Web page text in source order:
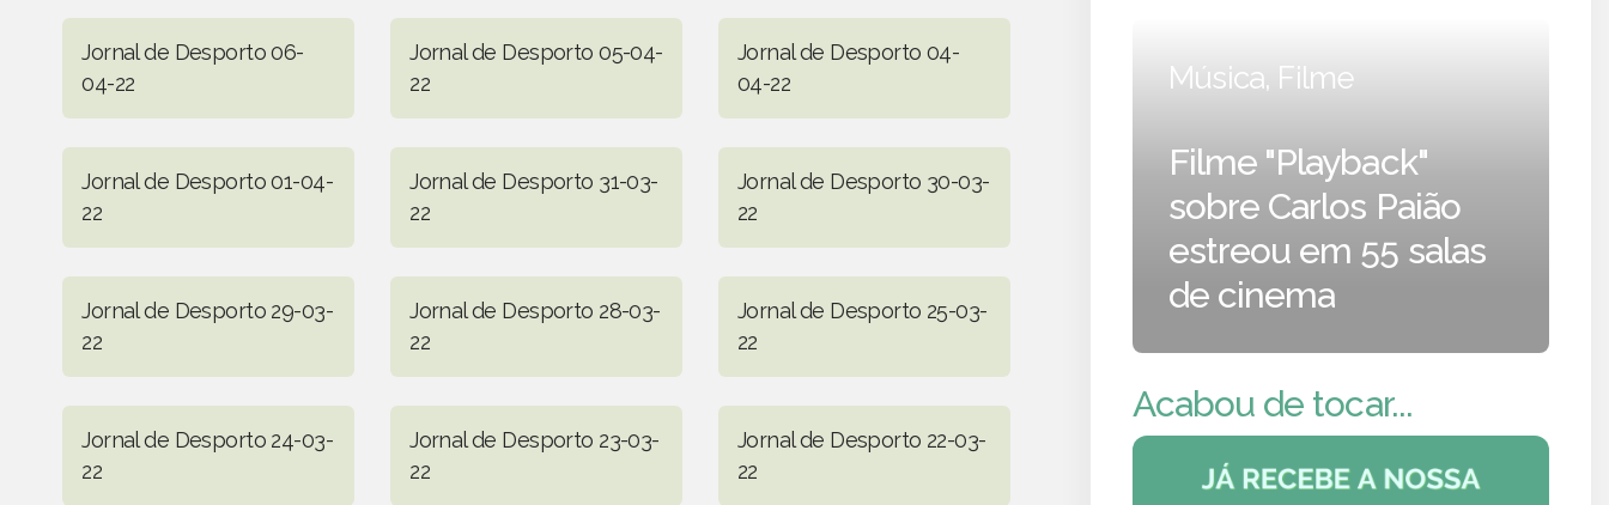
Jornal de Desporto 06-
04-22
Jornal de Desporto 05-04-
22
Jornal de Desporto 04-
04-22
Jornal de Desporto 01-04-
22
Jornal de Desporto 31-03-
22
Jornal de Desporto 30-03-
22
Jornal de Desporto 29-03-
22
Jornal de Desporto 28-03-
22
Jornal de Desporto 25-03-
22
Jornal de Desporto 24-03-
22
Jornal de Desporto 23-03-
22
Jornal de Desporto 22-03-
22
Música, Filme
Filme "Playback"
sobre Carlos Paião
estreou em 55 salas
de cinema
Acabou de tocar...